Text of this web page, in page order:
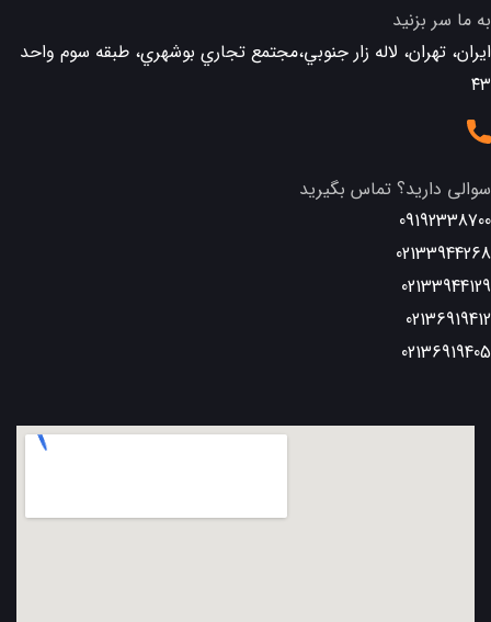
به ما سر بزنید
ایران، تهران، لاله زار جنوبي،مجتمع تجاري بوشهري، طبقه سوم واحد
٤٣
سوالی دارید؟ تماس بگیرید
09192338700
02133944268
02133944129
02136919412
02136919405